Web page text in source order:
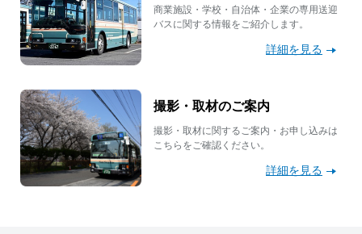
商業施設・学校・自治体・企業の専用送迎
バスに関する情報をご紹介します。
詳細を見る
撮影・取材のご案内
撮影・取材に関するご案内・お申し込みは
こちらをご確認ください。
詳細を見る